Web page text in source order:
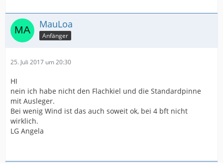
MauLoa
Anfänger
25. Juli 2017 um 20:30
HI
nein ich habe nicht den Flachkiel und die Standardpinne
mit Ausleger.
Bei wenig Wind ist das auch soweit ok, bei 4 bft nicht
wirklich.
LG Angela